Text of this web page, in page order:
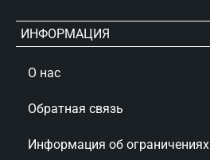
ИНФОРМАЦИЯ
О нас
Обратная связь
Информация об ограничениях